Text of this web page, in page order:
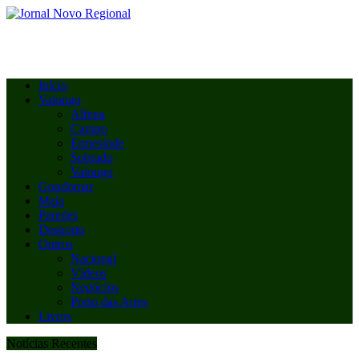
Início
Valongo
Alfena
Campo
Ermesinde
Sobrado
Valongo
Gondomar
Maia
Paredes
Desporto
Outros
Nacional
Vídeos
Negócios
Porto das Artes
Livros
Notícias Recentes